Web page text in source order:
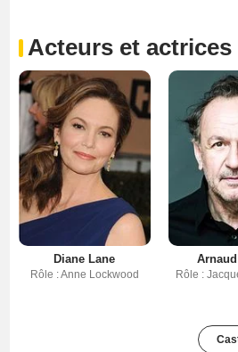
Acteurs et actrices
Diane Lane
Rôle : Anne Lockwood Rôle :